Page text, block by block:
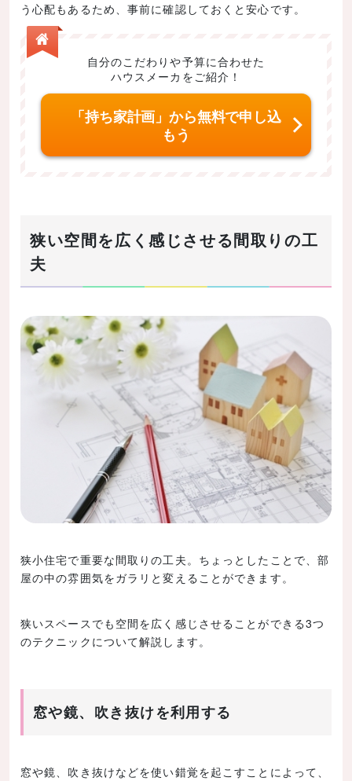
う心配もあるため、事前に確認しておくと安心です。
自分のこだわりや予算に合わせた
ハウスメーカをご紹介！
「持ち家計画」から無料で申し込
もう
狭い空間を広く感じさせる間取りの工
夫
狭小住宅で重要な間取りの工夫。ちょっとしたことで、部
屋の中の雰囲気をガラリと変えることができます。
狭いスペースでも空間を広く感じさせることができる3つ
のテクニックについて解説します。
窓や鏡、吹き抜けを利用する
窓や鏡、吹き抜けなどを使い錯覚を起こすことによって、